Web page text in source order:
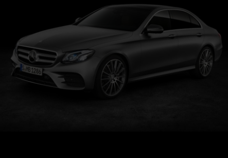
SERVICES
ACTUALITÉS
NOUS CONTACTER